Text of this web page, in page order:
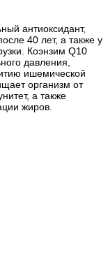
антиоксидант,
40 лет, а также у
Коэнзим Q10
давления,
ишемической
организм от
а также
жиров.